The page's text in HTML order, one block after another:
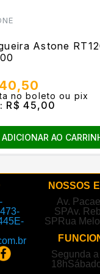
Astone
no boleto ou pix
R$ 45,00
ADICIONAR AO
E-
NOSSOS
Av.
SPAv.
SP Rua
Segunda
18h